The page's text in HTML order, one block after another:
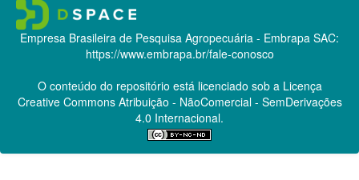
Empresa Brasileira de Pesquisa Agropecuária - Embrapa SAC:
https://www.embrapa.br/fale-conosco
O conteúdo do repositório está licenciado sob a Licença
Creative CommonsAtribuição - NãoComercial - SemDerivações
4.0 Internacional.